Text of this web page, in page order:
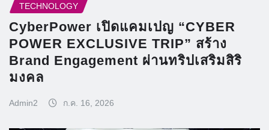
TECHNOLOGY
CyberPower เปิดแคมเปญ “CYBER
POWER EXCLUSIVE TRIP” สร้าง
Brand Engagement ผ่านทริปเสริมสิริ
มงคล
Admin2 ก.ค. 16, 2026